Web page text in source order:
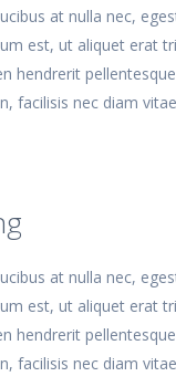
at nulla nec,
est, ut aliquet erat
hendrerit
facilisis nec diam
at nulla nec,
est, ut aliquet erat
hendrerit
facilisis nec diam